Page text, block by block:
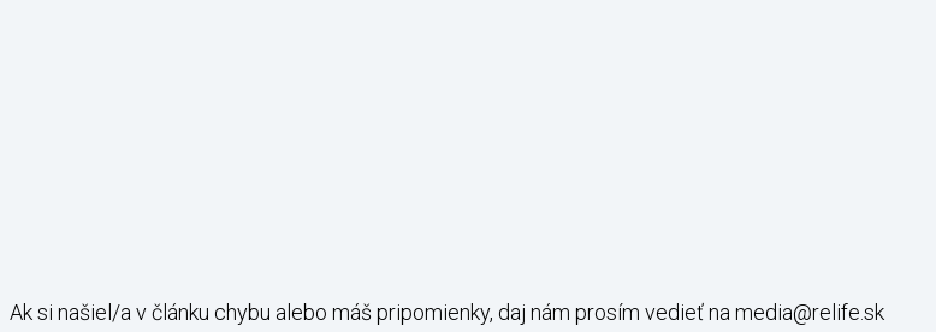
Ak si našiel/a v článku chybu alebo máš pripomienky, daj nám prosím vedieť na media@relife.sk